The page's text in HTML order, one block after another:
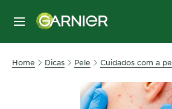
MENU
Home Dicas Pele Cuidados com a